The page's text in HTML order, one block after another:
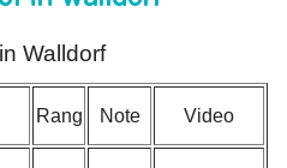
Walldorf
Rang Note Video